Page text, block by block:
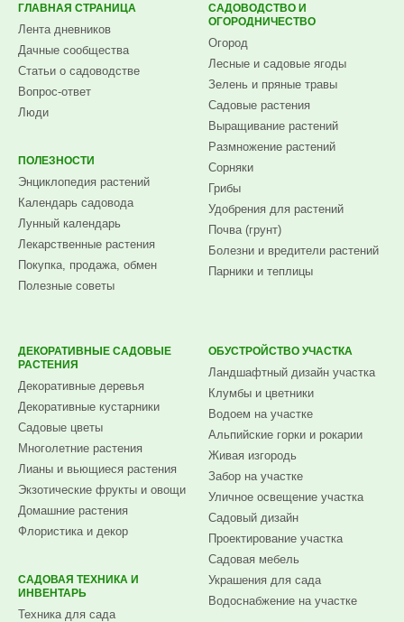
ГЛАВНАЯ СТРАНИЦА
Лента дневников
Дачные сообщества
Статьи о садоводстве
Вопрос-ответ
Люди
ПОЛЕЗНОСТИ
Энциклопедия растений
Календарь садовода
Лунный календарь
Лекарственные растения
Покупка, продажа, обмен
Полезные советы
САДОВОДСТВО И
ОГОРОДНИЧЕСТВО
Огород
Лесные и садовые ягоды
Зелень и пряные травы
Садовые растения
Выращивание растений
Размножение растений
Сорняки
Грибы
Удобрения для растений
Почва (грунт)
Болезни и вредители растений
Парники и теплицы
ДЕКОРАТИВНЫЕ САДОВЫЕ
РАСТЕНИЯ
Декоративные деревья
Декоративные кустарники
Садовые цветы
Многолетние растения
Лианы и вьющиеся растения
Экзотические фрукты и овощи
Домашние растения
Флористика и декор
САДОВАЯ ТЕХНИКА И
ИНВЕНТАРЬ
Техника для сада
ОБУСТРОЙСТВО УЧАСТКА
Ландшафтный дизайн участка
Клумбы и цветники
Водоем на участке
Альпийские горки и рокарии
Живая изгородь
Забор на участке
Уличное освещение участка
Садовый дизайн
Проектирование участка
Садовая мебель
Украшения для сада
Водоснабжение на участке